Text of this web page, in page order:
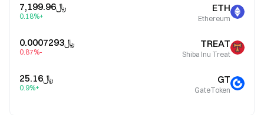
ETH
Ethereum
﷼‎7,199.96
+0.18%
TREAT
Shiba Inu Treat
﷼‎0.0007293
-0.87%
GT
GateToken
﷼‎25.16
+0.9%